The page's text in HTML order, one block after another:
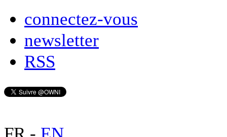
connectez-vous
newsletter
RSS